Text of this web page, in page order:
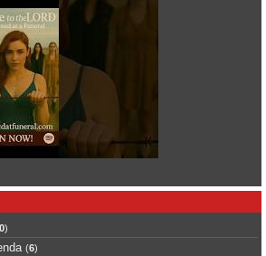
0)
(6)